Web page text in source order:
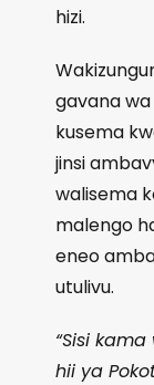
hizi.
gavana
kusema
jinsi
walisema
malengo
eneo
utulivu.
“Sisi
hii ya